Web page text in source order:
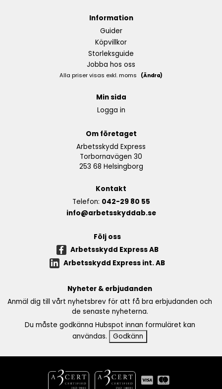
Information
Guider
Köpvillkor
Storleksguide
Jobba hos oss
Alla priser visas exkl. moms (Ändra)
Min sida
Logga in
Om företaget
Arbetsskydd Express
Torbornavägen 30
253 68 Helsingborg
Kontakt
Telefon: 042-29 80 55
info@arbetsskyddab.se
Följ oss
Arbetsskydd Express AB
Arbetsskydd Express int. AB
Nyheter & erbjudanden
Anmäl dig till vårt nyhetsbrev för att få bra erbjudanden och
de senaste nyheterna.
Du måste godkänna Hubspot innan formuläret kan
användas.
Godkänn